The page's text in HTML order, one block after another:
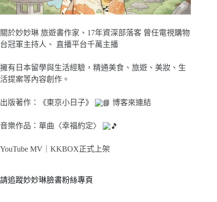
關於妙妙琳 旅遊書作家、17年資深部落客 曾任電視購物
台冠軍主持人、 直播平台千萬主播
擁有日本留學與生活經驗，精通美食、旅遊、美妝、生
活提案等內容創作。
出版著作：《東京小日子》 博客來連結
音樂作品：單曲〈幸福約定〉
YouTube MV｜ KKBOX正式上架
請追蹤妙妙琳臉書粉絲專頁